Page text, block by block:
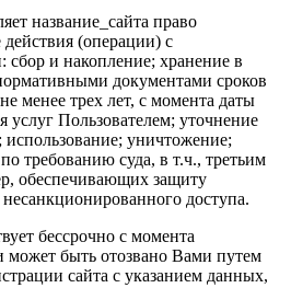
название_сайта право
(операции) с
и накопление; хранение в
документами сроков
менее трех лет, с момента даты
услуг Пользователем; уточнение
уничтожение;
требованию суда, в т.ч., третьим
обеспечивающих защиту
доступа.
бессрочно с момента
может быть отозвано Вами путем
сайта с указанием данных,